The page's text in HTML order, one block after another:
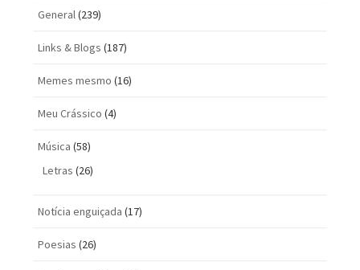
General(239)
Links & Blogs (187)
Memes mesmo (16)
Meu Crássico (4)
Música (58)
Letras (26)
Notícia enguiçada (17)
Poesias (26)